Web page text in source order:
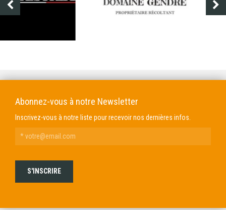
Abonnez-vous à notre Newsletter
Inscrivez-vous à notre liste pour recevoir nos dernières infos.